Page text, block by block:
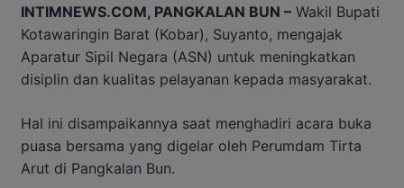
INTIMNEWS.COM, PANGKALAN BUN – Wakil Bupati
Kotawaringin Barat (Kobar), Suyanto, mengajak
Aparatur Sipil Negara (ASN) untuk meningkatkan
disiplin dan kualitas pelayanan kepada masyarakat.
Hal ini disampaikannya saat menghadiri acara buka
puasa bersama yang digelar oleh Perumdam Tirta
Arut di Pangkalan Bun.